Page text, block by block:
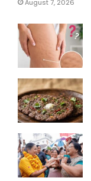
August 7, 2026